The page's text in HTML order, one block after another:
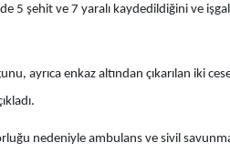
5 şehit ve 7 yaralı kaydedildiğini ve işgal
ayrıca enkaz altından çıkarılan iki
nedeniyle ambulans ve sivil